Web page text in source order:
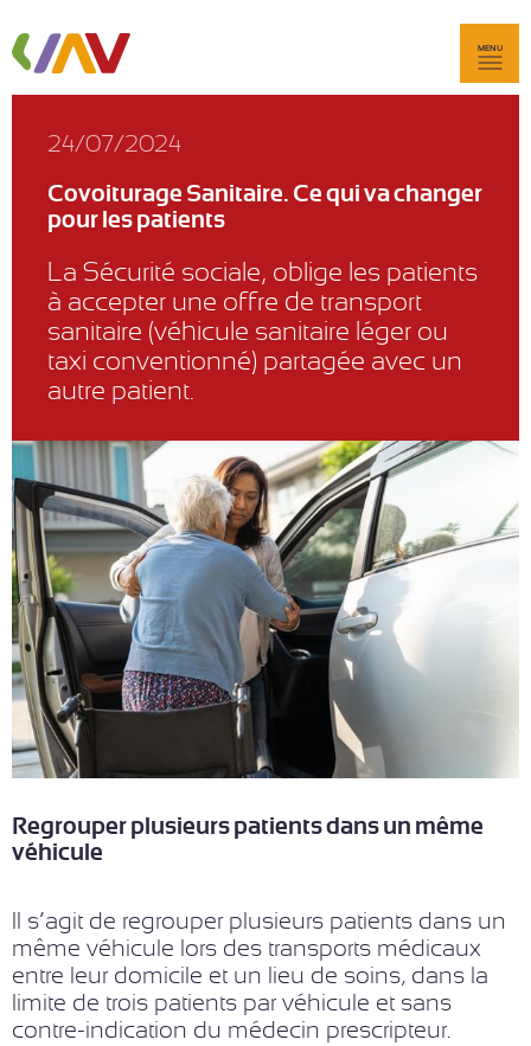
MENU
24/07/2024
Covoiturage Sanitaire. Ce qui va changer
pour les patients
La Sécurité sociale, oblige les patients
à accepter une offre de transport
sanitaire (véhicule sanitaire léger ou
taxi conventionné) partagée avec un
autre patient.
Regrouper plusieurs patients dans un même
véhicule…
Il s’agit de regrouper plusieurs patients dans un
même véhicule lors des transports médicaux
entre leur domicile et un lieu de soins, dans la
limite de trois patients par véhicule et sans
contre-indication du médecin prescripteur.